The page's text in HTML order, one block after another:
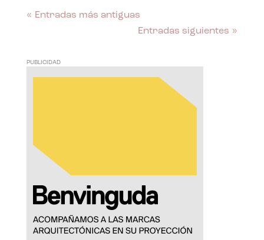
« Entradas más antiguas
Entradas siguientes »
PUBLICIDAD